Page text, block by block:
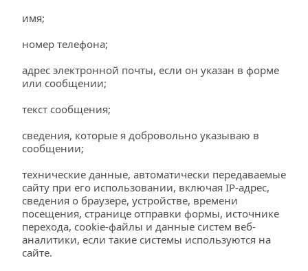
имя;
номер телефона;
адрес электронной почты, если он указан в форме
или сообщении;
текст сообщения;
сведения, которые я добровольно указываю в
сообщении;
технические данные, автоматически передаваемые
сайту при его использовании, включая IP-адрес,
сведения о браузере, устройстве, времени
посещения, странице отправки формы, источнике
перехода, cookie-файлы и данные систем веб-
аналитики, если такие системы используются на
сайте.